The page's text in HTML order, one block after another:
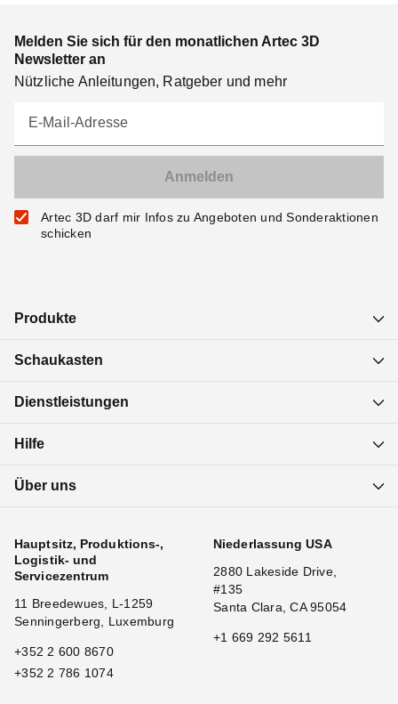
Melden Sie sich für den monatlichen Artec 3D
Newsletter an
Nützliche Anleitungen, Ratgeber und mehr
E-Mail-Adresse
Artec 3D darf mir Infos zu Angeboten und Sonderaktionen
schicken
Produkte
Schaukasten
Dienstleistungen
Hilfe
Über uns
Hauptsitz, Produktions-,
Logistik- und
Servicezentrum
11 Breedewues, L-1259
Senningerberg, Luxemburg
+352 2 600 8670
+352 2 786 1074
Niederlassung USA
2880 Lakeside Drive,
#135
Santa Clara, CA 95054
+1 669 292 5611